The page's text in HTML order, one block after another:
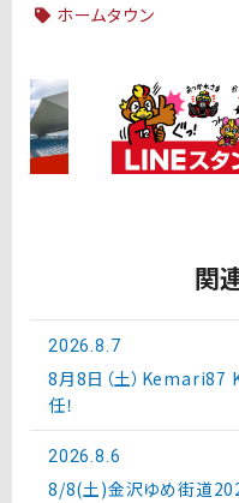
ホームタウン
関
2026.8.7
8月8日（土）Kemari87
任！
2026.8.6
8/8(土)金沢ゆめ街道